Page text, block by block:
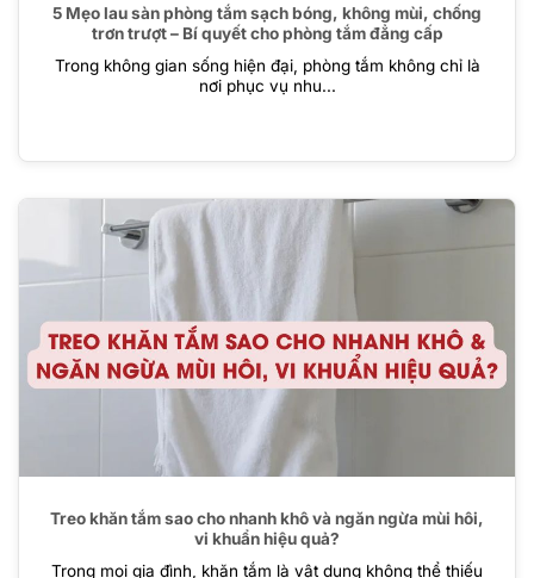
5 Mẹo lau sàn phòng tắm sạch bóng, không mùi, chống
trơn trượt – Bí quyết cho phòng tắm đẳng cấp
Trong không gian sống hiện đại, phòng tắm không chỉ là
nơi phục vụ nhu...
Treo khăn tắm sao cho nhanh khô và ngăn ngừa mùi hôi,
vi khuẩn hiệu quả?
Trong mọi gia đình, khăn tắm là vật dụng không thể thiếu